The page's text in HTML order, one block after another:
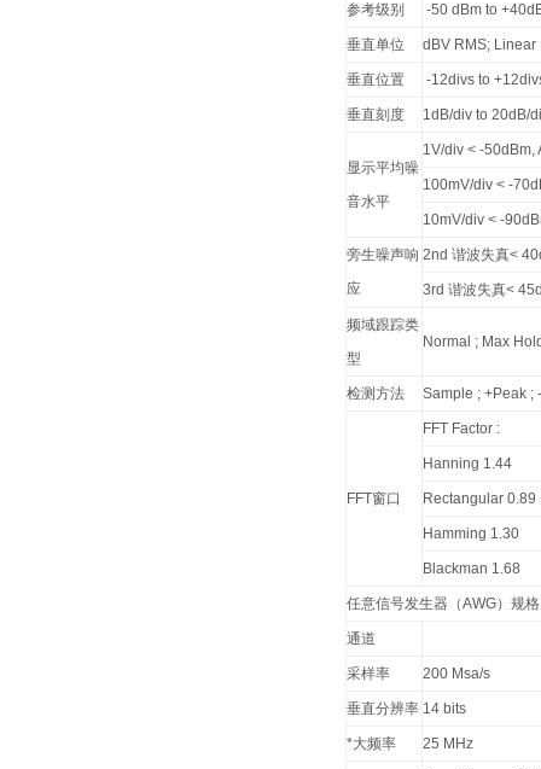
参考级别 -50 dBm to
垂直单位 dBV RMS; Linear
垂直位置 -12divs to
垂直刻度 1dB/div to 20dB/
显示平均噪
音水平
1V/div < -50dBm,
100mV/div < -
10mV/div < -
旁生噪声响
应
2nd 谐波失真<
3rd 谐波失真<
频域跟踪类
型
Normal ; Max
检测方法 Sample ; +Peak ;
FFT窗口
FFT Factor :
Hanning 1.44
Rectangular 0.89
Hamming 1.30
Blackman 1.68
任意信号发生器（AWG）规
通道
采样率 200 Msa/s
垂直分辨率 14 bits
*大频率 25 MHz